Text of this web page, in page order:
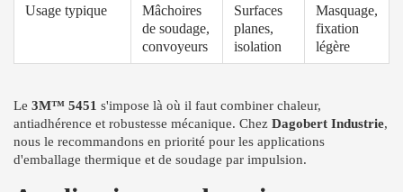
Usage typique
Mâchoires
de soudage,
convoyeurs
Surfaces
planes,
isolation
Masquage,
fixation
légère
Le 3M™ 5451 s'impose là où il faut combiner chaleur,
antiadhérence et robustesse mécanique. Chez Dagobert Industrie,
nous le recommandons en priorité pour les applications
d'emballage thermique et de soudage par impulsion.